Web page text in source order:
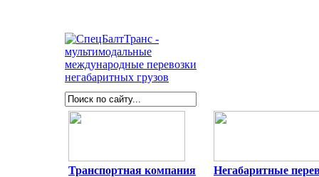
Транспортная компания
Негабаритные